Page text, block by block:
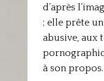
d’après
; elle prête
abusive, aux
à son propos.